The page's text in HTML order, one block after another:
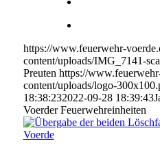
https://www.feuerwehr-
content/uploads/IMG_7141-
Preuten https://
content/uploads/logo-
18:38:232022-09-28 18:39:43
Voerder Feuerwehreinheiten